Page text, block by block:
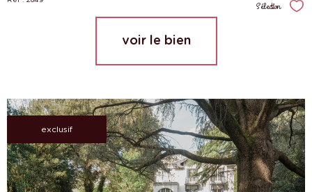
Sélection
voir le bien
exclusif